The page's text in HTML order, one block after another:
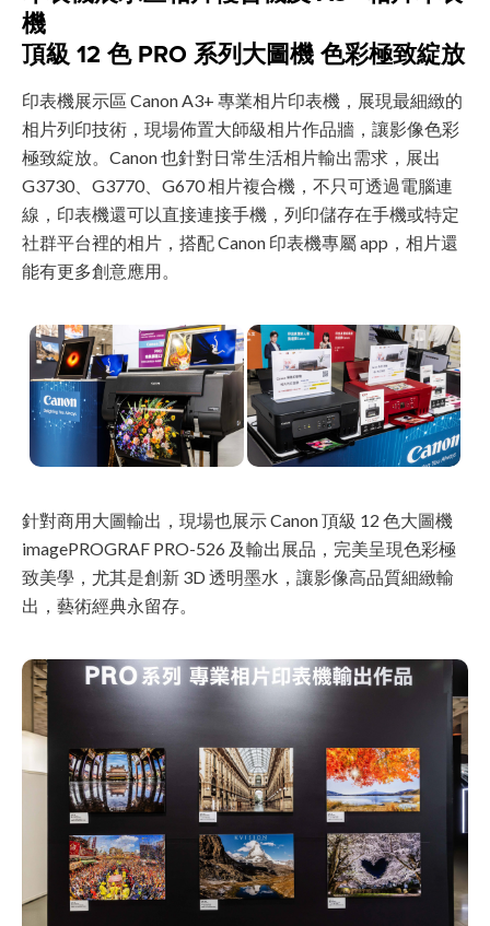
機
頂級 12 色 PRO 系列大圖機 色彩極致綻放
印表機展示區 Canon A3+ 專業相片印表機，展現最細緻的
相片列印技術，現場佈置大師級相片作品牆，讓影像色彩
極致綻放。Canon 也針對日常生活相片輸出需求，展出
G3730、G3770、G670 相片複合機，不只可透過電腦連
線，印表機還可以直接連接手機，列印儲存在手機或特定
社群平台裡的相片，搭配 Canon 印表機專屬 app，相片還
能有更多創意應用。
針對商用大圖輸出，現場也展示 Canon 頂級 12 色大圖機
imagePROGRAF PRO-526 及輸出展品，完美呈現色彩極
致美學，尤其是創新 3D 透明墨水，讓影像高品質細緻輸
出，藝術經典永留存。